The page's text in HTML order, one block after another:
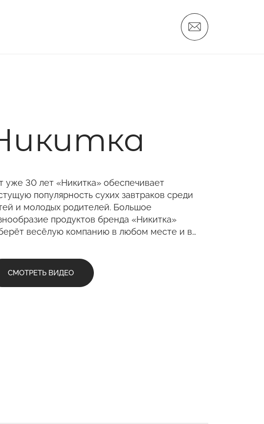
уже 30 лет «Никитка» обеспечивает
популярность сухих завтраков среди
и молодых родителей. Большое
продуктов бренда «Никитка»
весёлую компанию в любом месте и в
СМОТРЕТЬ ВИДЕО
Никитич
С полей Алтая